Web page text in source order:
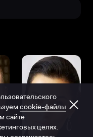
cookie-файлы
сайте
целях.